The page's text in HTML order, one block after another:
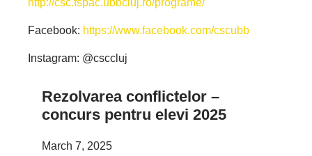
http://csc.fspac.ubbcluj.ro/programe/
Facebook: https://www.facebook.com/cscubb
Instagram: @csccluj
Rezolvarea conflictelor –
concurs pentru elevi 2025
March 7, 2025